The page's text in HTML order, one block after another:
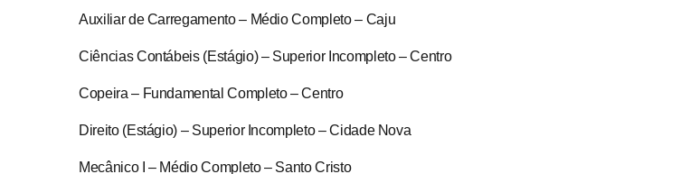
Auxiliar de Carregamento – Médio Completo – Caju
Ciências Contábeis (Estágio) – Superior Incompleto – Centro
Copeira – Fundamental Completo – Centro
Direito (Estágio) – Superior Incompleto – Cidade Nova
Mecânico I – Médio Completo – Santo Cristo